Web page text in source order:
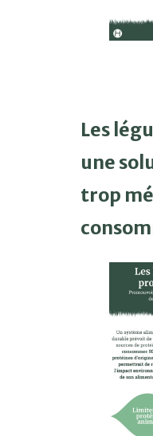
Les
une
trop